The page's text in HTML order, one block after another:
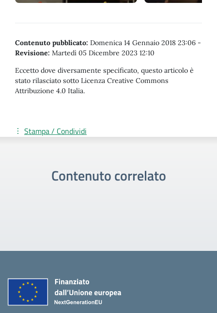
Contenuto pubblicato: Domenica 14 Gennaio 2018 23:06 -
Revisione: Martedì 05 Dicembre 2023 12:10
Eccetto dove diversamente specificato, questo articolo è
stato rilasciato sotto Licenza Creative Commons
Attribuzione 4.0 Italia.
Stampa / Condividi
Contenuto correlato